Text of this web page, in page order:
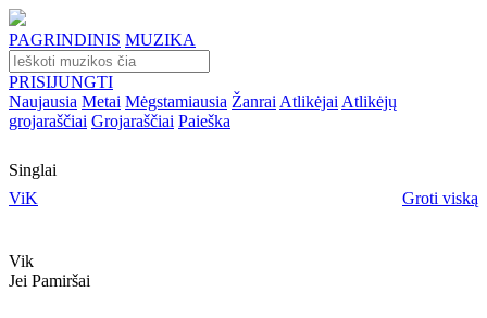
PAGRINDINIS MUZIKA
PRISIJUNGTI
Naujausia Metai Mėgstamiausia Žanrai Atlikėjai Atlikėjų
grojaraščiai Grojaraščiai Paieška
Singlai
ViK
Groti viską
Vik
Jei Pamiršai